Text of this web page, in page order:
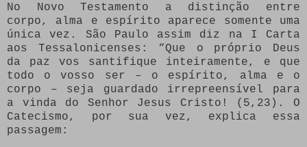
No Novo Testamento a distinção entre
corpo, alma e espírito aparece somente uma
única vez. São Paulo assim diz na I Carta
aos Tessalonicenses: “Que o próprio Deus
da paz vos santifique inteiramente, e que
todo o vosso ser – o espírito, alma e o
corpo – seja guardado irrepreensível para
a vinda do Senhor Jesus Cristo! (5,23). O
Catecismo, por sua vez, explica essa
passagem: